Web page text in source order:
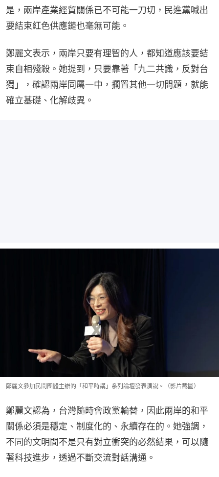
是，兩岸產業經貿關係已不可能一刀切，民進黨喊出
要結束紅色供應鏈也毫無可能。
鄭麗文表示，兩岸只要有理智的人，都知道應該要結
束自相殘殺。她提到，只要靠著「九二共識，反對台
獨」，確認兩岸同屬一中，擱置其他一切問題，就能
確立基礎、化解歧異。
鄭麗文參加民間團體主辦的「和平時講」系列論壇發表演說。（影片截圖）
鄭麗文認為，台灣隨時會政黨輪替，因此兩岸的和平
關係必須是穩定、制度化的、永續存在的。她強調，
不同的文明間不是只有對立衝突的必然結果，可以隨
著科技進步，透過不斷交流對話溝通。